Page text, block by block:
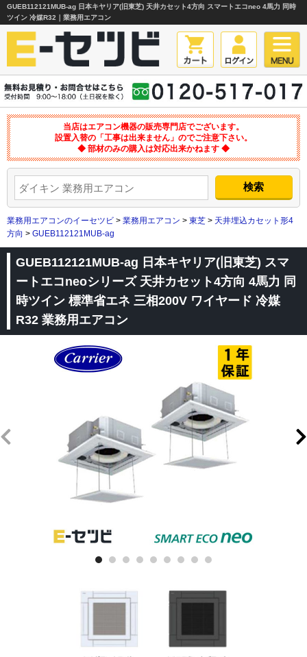
GUEB112121MUB-ag 日本キヤリア(旧東芝) 天井カセット4方向 スマートエコneo 4馬力 同時
ツイン 冷媒R32｜業務用エアコン
当店はエアコン機器の販売専門店でございます。
設置入替の「工事は出来ません」のでご注意下さい。
◆ 部材のみの購入は対応出来かねます ◆
業務用エアコンのイーセツビ > 業務用エアコン > 東芝 > 天井埋込カセット形4
方向 > GUEB112121MUB-ag
GUEB112121MUB-ag 日本キヤリア(旧東芝) スマ
ートエコneoシリーズ 天井カセット4方向 4馬力 同
時ツイン 標準省エネ 三相200V ワイヤード 冷媒
R32 業務用エアコン